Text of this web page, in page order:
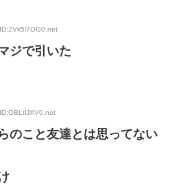
ID:2Vk5l7OG0.net
ジで引いた
ID:OBLtlJXV0.net
のこと友達とは思ってない